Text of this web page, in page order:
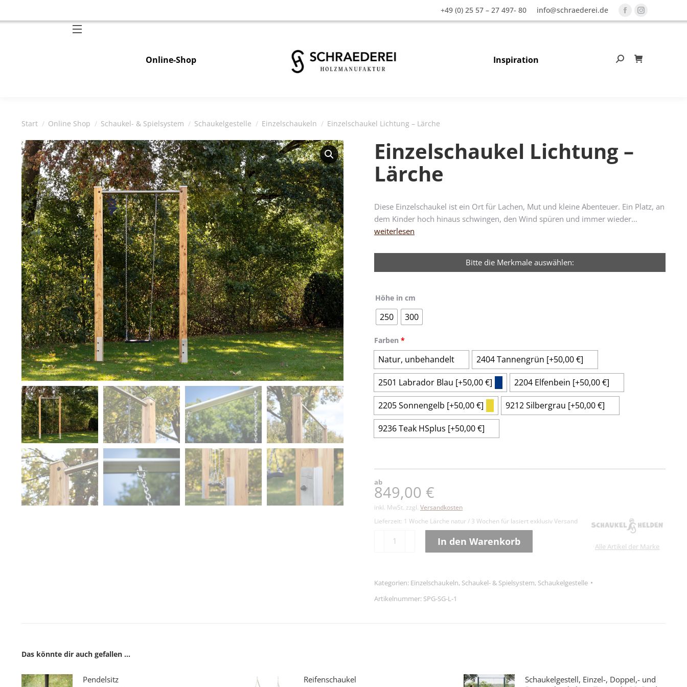
+49 (0) 25 57 – 27 497- 80 info@schraederei.de
Facebook
Instagram
in
Online-Shop Inspiration Search:
Start Online Shop Schaukel- & Spielsystem Schaukelgestelle Einzelschaukeln Einzelschaukel Lichtung – Lärche
Einzelschaukel Lichtung –
Lärche
Diese Einzelschaukel ist ein Ort für Lachen, Mut und kleine Abenteuer. Ein Platz, an
dem Kinder hoch hinaus schwingen, den Wind spüren und immer wieder…
weiterlesen
Bitte die Merkmale auswählen:
Höhe in cm
250 300
Farben *
Natur, unbehandelt 2404 Tannengrün [+50,00 €]
2501 Labrador Blau [+50,00 €] 2204 Elfenbein [+50,00 €]
2205 Sonnengelb [+50,00 €] 9212 Silbergrau [+50,00 €]
9236 Teak HSplus [+50,00 €]
ab
849,00 €
inkl. MwSt. zzgl. Versandkosten
Lieferzeit: 1 Woche Lärche natur / 3 Wochen für lasiert exklusiv Versand
Menge
In den Warenkorb Alle Artikel der Marke
Kategorien: Einzelschaukeln, Schaukel- & Spielsystem, Schaukelgestelle
Artikelnummer: SPG-SG-L-1
Das könnte dir auch gefallen …
Pendelsitz
Reifenschaukel
Schaukelgestell, Einzel-, Doppel,- und